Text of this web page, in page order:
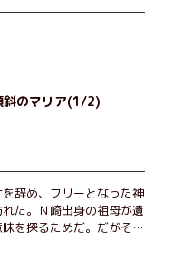
斜のマリア(1/2)
辞め、フリーとなった神
た。Ｎ崎出身の祖母が遺
を探るためだ。だがそん